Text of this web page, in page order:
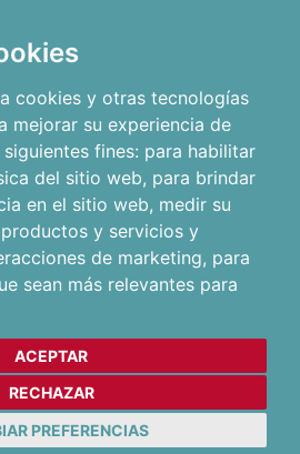
cookies y otras tecnologías
mejorar su experiencia de
fines: para habilitar
del sitio web, para brindar
en el sitio web, medir su
y servicios y
de marketing, para
sean más relevantes para
ACEPTAR
RECHAZAR
PREFERENCIAS